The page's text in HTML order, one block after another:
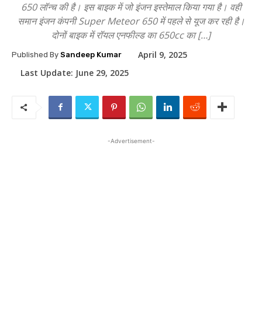
650 लॉन्च की है। इस बाइक में जो इंजन इस्तेमाल किया गया है। वही
समान इंजन कंपनी Super Meteor 650 में पहले से यूज कर रही है।
दोनों बाइक में रॉयल एनफील्ड का 650cc का […]
Published By Sandeep Kumar
April 9, 2025
Last Update: June 29, 2025
-Advertisement-